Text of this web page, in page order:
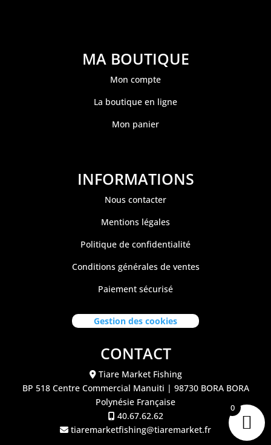
MA BOUTIQUE
Mon compte
La boutique en ligne
Mon panier
INFORMATIONS
Nous contacter
Mentions légales
Politique de confidentialité
Conditions générales de ventes
Paiement sécurisé
Gestion des cookies
CONTACT
Tiare Market Fishing
BP 518 Centre Commercial Manuiti | 98730 BORA BORA
Polynésie Française
40.67.62.62
tiaremarketfishing@tiaremarket.fr
0